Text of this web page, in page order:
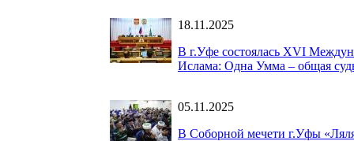
18.11.2025
В г.Уфе состоялась XVI
Ислама: Одна Умма – общая
05.11.2025
В Соборной мечети г.Уфы